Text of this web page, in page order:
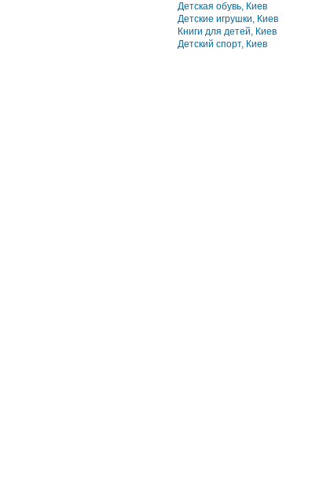
Детская обувь, Киев
Детские игрушки, Киев
Книги для детей, Киев
Детский спорт, Киев